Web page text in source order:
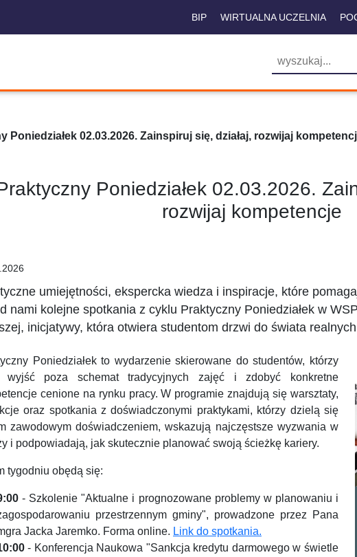
BIP WIRTUALNA UCZELNIA
Poniedziałek 02.03.2026. Zainspiruj się, działaj, rozwijaj
Poniedziałek 02.03.2026.
rozwijaj kompetencje
umiejętności, ekspercka wiedza i inspiracje, które
nami kolejne spotkania z cyklu Praktyczny Poniedziałek w
inicjatywy, która otwiera studentom drzwi do świata
Poniedziałek to wydarzenie skierowane do studentów, którzy
wyjść poza schemat tradycyjnych zajęć i zdobyć konkretne
cenione na rynku pracy. W programie znajdują się warsztaty,
oraz spotkania z doświadczonymi praktykami, którzy dzielą się
zawodowym doświadczeniem, wskazują najczęstsze wyzwania w
i podpowiadają, jak skutecznie planować swoją ścieżkę kariery.
tygodniu obędą się:
- Szkolenie "Aktualne i prognozowane problemy w planowaniu i
przestrzennym gminy", prowadzone przez Pana
Jacka Jaremko. Forma online. Link do spotkania.
- Konferencja Naukowa "Sankcja kredytu darmowego w świetle